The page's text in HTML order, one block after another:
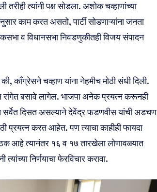
तरीही त्यांनी पक्ष सोडला. अशोक चव्हाणांच्या
काम करत असतो, पार्टी सोडणाऱ्यांना जनता
व विधानसभा निवडणुकीतही विजय संपादन
काँग्रेसने चव्हाण यांना नेहमीच मोठी संधी दिली.
रांगेत बसावे लागेल. भाजपा अनेक प्रयत्न करूनही
सर्वेत दिसत असल्याने देवेंद्र फडणवीस यांची अडचण
प्रयत्न करत आहेत. पण त्याचा काहीही फायदा
आहे त्यानंतर १६ व १७ तारखेला लोणावळ्यात
निर्णयाचा फेरविचार करावा.